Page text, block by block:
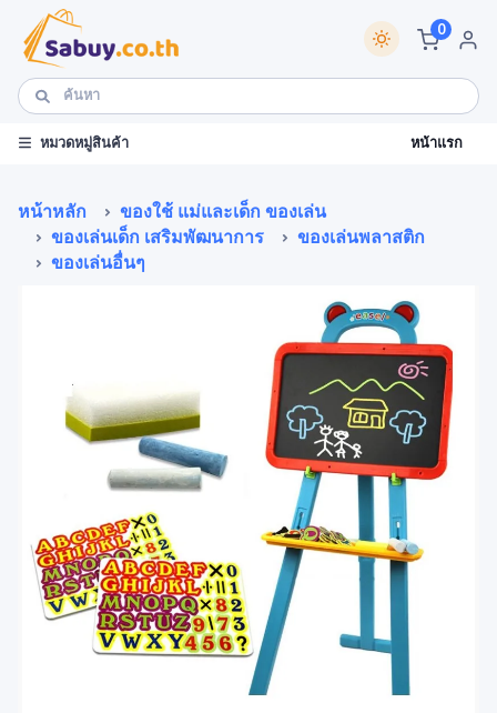
0
หมวดหมู่สินค้า หน้าแรก
หน้าหลัก
ของใช้ แม่และเด็ก ของเล่น
ของเล่นเด็ก เสริมพัฒนาการ
ของเล่นพลาสติก
ของเล่นอื่นๆ